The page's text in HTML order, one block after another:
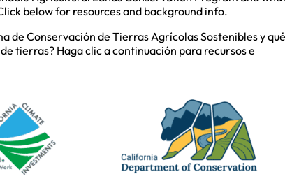
below for resources and background info.
de Conservación de Tierras Agrícolas Sostenibles y qué
tierras? Haga clic a continuación para recursos e